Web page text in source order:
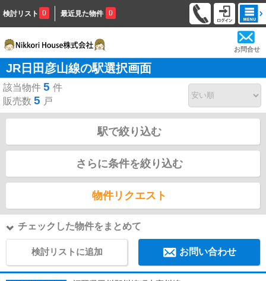
検討リスト 0 最近見た物件 0
お問合せ
JR日田彦山線の駅選択画面
該当物件 5 件
販売数 5 戸
駅で絞り込む
さらに条件を絞り込む
物件リクエスト
チェックした物件をまとめて
検討リストに追加 お問い合わせ